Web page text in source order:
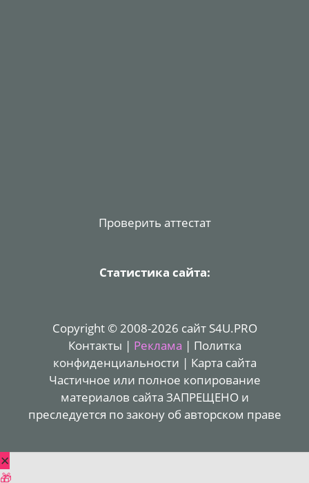
Проверить аттестат
Статистика сайта:
Copyright © 2008-2026 сайт S4U.PRO
Контакты | Реклама | Политка
конфиденциальности | Карта сайта
Частичное или полное копирование
материалов сайта ЗАПРЕЩЕНО и
преследуется по закону об авторском праве
✕
🎁